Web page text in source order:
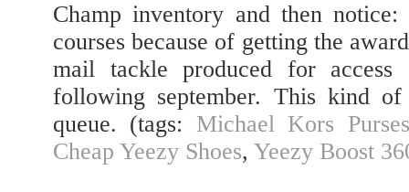
Champ inventory and then
courses because of getting the
mail tackle produced for access
following september. This kind
queue. (tags: Michael Kors
Cheap Yeezy Shoes, Yeezy Boost